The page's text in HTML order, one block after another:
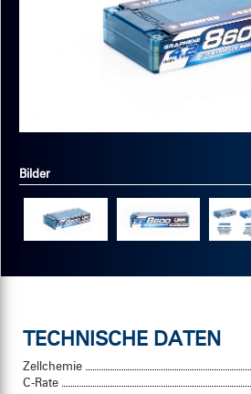
Bilder
TECHNISCHE DATEN
Zellchemie
C-Rate